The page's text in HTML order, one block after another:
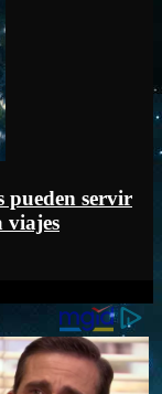
pueden servir
viajes